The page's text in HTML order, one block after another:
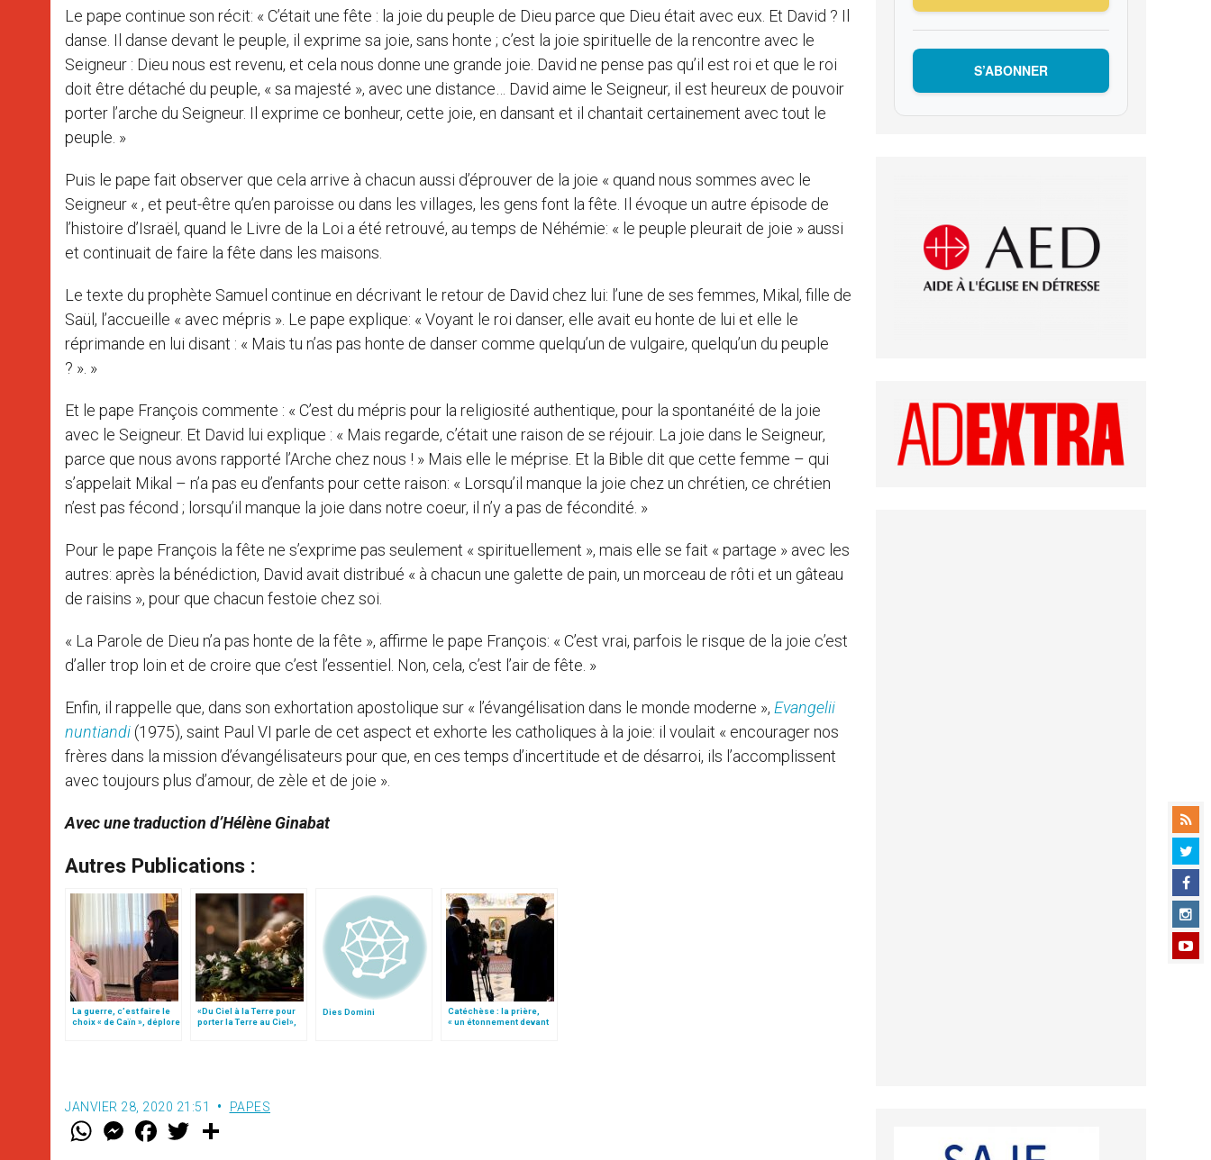
Le pape continue son récit: « C’était une fête : la joie du peuple de Dieu parce que Dieu était avec eux. Et David ? Il
danse. Il danse devant le peuple, il exprime sa joie, sans honte ; c’est la joie spirituelle de la rencontre avec le
Seigneur : Dieu nous est revenu, et cela nous donne une grande joie. David ne pense pas qu’il est roi et que le roi
doit être détaché du peuple, « sa majesté », avec une distance… David aime le Seigneur, il est heureux de pouvoir
porter l’arche du Seigneur. Il exprime ce bonheur, cette joie, en dansant et il chantait certainement avec tout le
peuple. »
Puis le pape fait observer que cela arrive à chacun aussi d’éprouver de la joie « quand nous sommes avec le
Seigneur « , et peut-être qu’en paroisse ou dans les villages, les gens font la fête. Il évoque un autre épisode de
l’histoire d’Israël, quand le Livre de la Loi a été retrouvé, au temps de Néhémie: « le peuple pleurait de joie » aussi
et continuait de faire la fête dans les maisons.
Le texte du prophète Samuel continue en décrivant le retour de David chez lui: l’une de ses femmes, Mikal, fille de
Saül, l’accueille « avec mépris ». Le pape explique: « Voyant le roi danser, elle avait eu honte de lui et elle le
réprimande en lui disant : « Mais tu n’as pas honte de danser comme quelqu’un de vulgaire, quelqu’un du peuple
? ». »
Et le pape François commente : « C’est du mépris pour la religiosité authentique, pour la spontanéité de la joie
avec le Seigneur. Et David lui explique : « Mais regarde, c’était une raison de se réjouir. La joie dans le Seigneur,
parce que nous avons rapporté l’Arche chez nous ! » Mais elle le méprise. Et la Bible dit que cette femme – qui
s’appelait Mikal – n’a pas eu d’enfants pour cette raison: « Lorsqu’il manque la joie chez un chrétien, ce chrétien
n’est pas fécond ; lorsqu’il manque la joie dans notre coeur, il n’y a pas de fécondité. »
Pour le pape François la fête ne s’exprime pas seulement « spirituellement », mais elle se fait « partage » avec les
autres: après la bénédiction, David avait distribué « à chacun une galette de pain, un morceau de rôti et un gâteau
de raisins », pour que chacun festoie chez soi.
« La Parole de Dieu n’a pas honte de la fête », affirme le pape François: « C’est vrai, parfois le risque de la joie c’est
d’aller trop loin et de croire que c’est l’essentiel. Non, cela, c’est l’air de fête. »
Enfin, il rappelle que, dans son exhortation apostolique sur « l’évangélisation dans le monde moderne », Evangelii
nuntiandi (1975), saint Paul VI parle de cet aspect et exhorte les catholiques à la joie: il voulait « encourager nos
frères dans la mission d’évangélisateurs pour que, en ces temps d’incertitude et de désarroi, ils l’accomplissent
avec toujours plus d’amour, de zèle et de joie ».
Avec une traduction d’Hélène Ginabat
Autres Publications :
La guerre, c’est faire le
choix « de Caïn », déplore
«Du Ciel à la Terre pour
porter la Terre au Ciel»,
Dies Domini
Catéchèse : la prière,
« un étonnement devant
JANVIER 28, 2020 21:51 PAPES
W M
e
F
a w
S’ABONNER